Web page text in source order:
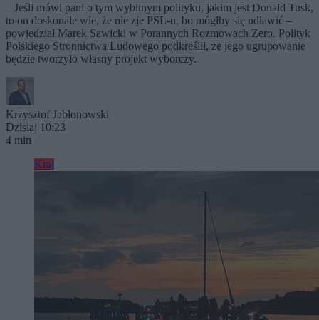
– Jeśli mówi pani o tym wybitnym polityku, jakim jest Donald Tusk,
to on doskonale wie, że nie zje PSL-u, bo mógłby się udławić –
powiedział Marek Sawicki w Porannych Rozmowach Zero. Polityk
Polskiego Stronnictwa Ludowego podkreślił, że jego ugrupowanie
będzie tworzyło własny projekt wyborczy.
Krzysztof Jabłonowski
Dzisiaj 10:23
4 min
Kraj